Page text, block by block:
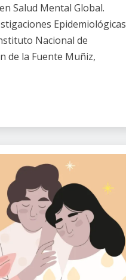
Salud Mental Global.
Epidemiológicas
Nacional de
de la Fuente Muñiz,